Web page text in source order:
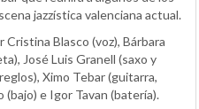
jazzística valenciana actual.
Blasco (voz), Bárbara
José Luis Granell (saxo y
Ximo Tebar (guitarra,
e Igor Tavan (batería).